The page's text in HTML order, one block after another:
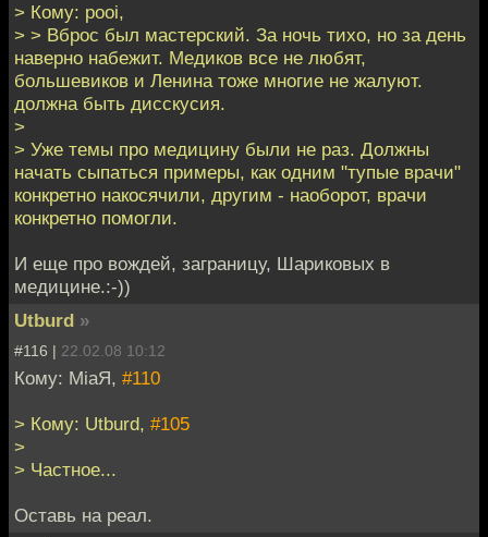
> Кому: pooi,
> > Вброс был мастерский. За ночь тихо, но за день
наверно набежит. Медиков все не любят,
большевиков и Ленина тоже многие не жалуют.
должна быть дисскусия.
>
> Уже темы про медицину были не раз. Должны
начать сыпаться примеры, как одним "тупые врачи"
конкретно накосячили, другим - наоборот, врачи
конкретно помогли.
И еще про вождей, заграницу, Шариковых в
медицине.:-))
Utburd »
#116 | 22.02.08 10:12
Кому: MiaЯ, #110
> Кому: Utburd, #105
>
> Частное...
Оставь на реал.